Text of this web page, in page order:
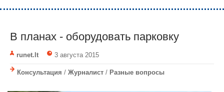
В планах - оборудовать парковку
runet.lt 3 августа 2015
Консультация / Журналист / Разные вопросы